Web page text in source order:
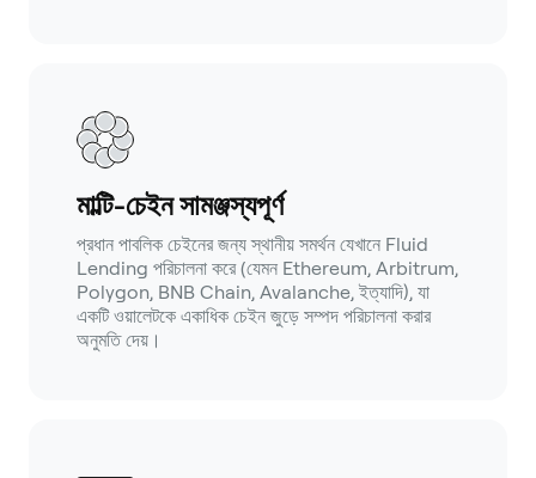
মাল্টি-চেইন সামঞ্জস্যপূর্ণ
প্রধান পাবলিক চেইনের জন্য স্থানীয় সমর্থন যেখানে Fluid
Lending পরিচালনা করে (যেমন Ethereum, Arbitrum,
Polygon, BNB Chain, Avalanche, ইত্যাদি), যা
একটি ওয়ালেটকে একাধিক চেইন জুড়ে সম্পদ পরিচালনা করার
অনুমতি দেয়।